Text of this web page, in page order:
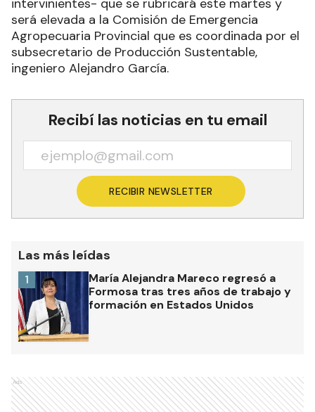
intervinientes- que se rubricará este martes y
será elevada a la Comisión de Emergencia
Agropecuaria Provincial que es coordinada por el
subsecretario de Producción Sustentable,
ingeniero Alejandro García.
Recibí las noticias en tu email
RECIBIR NEWSLETTER
Las más leídas
María Alejandra Mareco regresó a
Formosa tras tres años de trabajo y
formación en Estados Unidos
1
Ads